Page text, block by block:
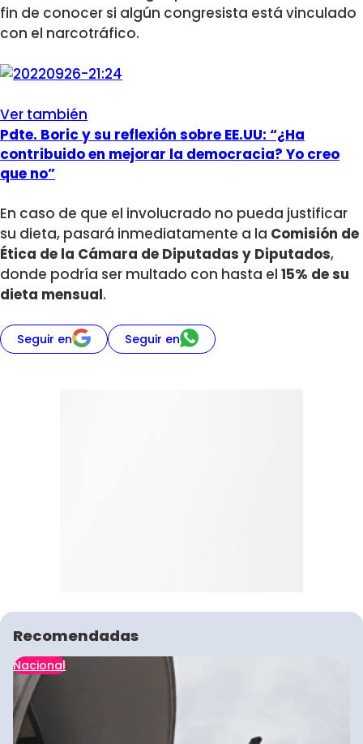
fin de conocer si algún congresista está vinculado
con el narcotráfico.
Ver también
Pdte. Boric y su reflexión sobre EE.UU: “¿Ha
contribuido en mejorar la democracia? Yo creo
que no”
En caso de que el involucrado no pueda justificar
su dieta, pasará inmediatamente a la Comisión de
Ética de la Cámara de Diputadas y Diputados,
donde podría ser multado con hasta el 15% de su
dieta mensual.
Seguir en Seguir en
Recomendadas
Nacional